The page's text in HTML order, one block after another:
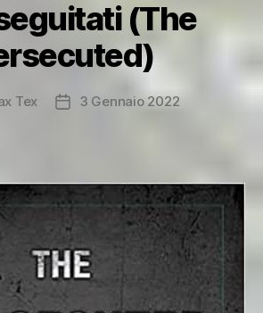
(The
Tex
Data3 Gennaio 2022